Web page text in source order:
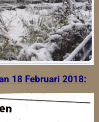
18 Februari 2018: